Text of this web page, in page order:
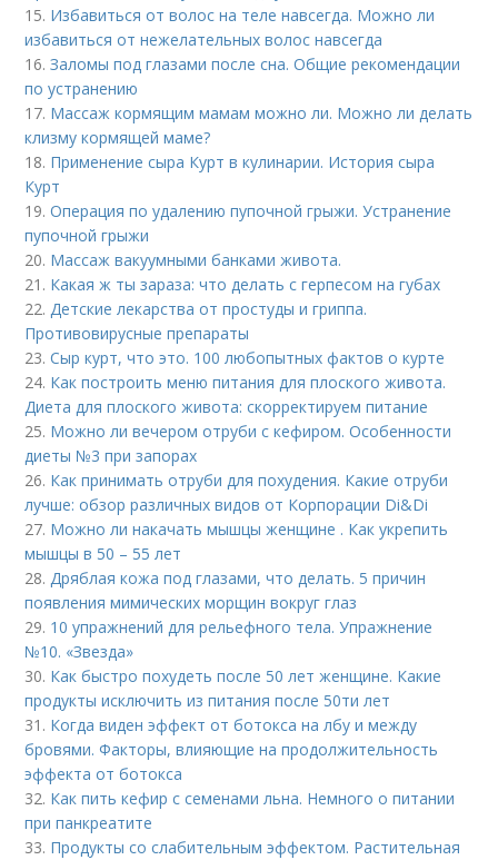
15. Избавиться от волос на теле навсегда. Можно ли
избавиться от нежелательных волос навсегда
16.Заломы под глазами после сна. Общие рекомендации
по устранению
17. Массаж кормящим мамам можно ли. Можно ли делать
клизму кормящей маме?
18. Применение сыра Курт в кулинарии. История сыра
Курт
19.Операция по удалению пупочной грыжи. Устранение
пупочной грыжи
20. Массаж вакуумными банками живота.
21. Какая ж ты зараза: что делать с герпесом на губах
22.Детские лекарства от простуды и гриппа.
Противовирусные препараты
23.Сыр курт, что это. 100 любопытных фактов о курте
24. Как построить меню питания для плоского живота.
Диета для плоского живота: скорректируем питание
25. Можно ли вечером отруби с кефиром. Особенности
диеты №3 при запорах
26. Как принимать отруби для похудения. Какие отруби
лучше: обзор различных видов от Корпорации Di&Di
27. Можно ли накачать мышцы женщине . Как укрепить
мышцы в 50 – 55 лет
28.Дряблая кожа под глазами, что делать. 5 причин
появления мимических морщин вокруг глаз
29. 10 упражнений для рельефного тела. Упражнение
№10. «Звезда»
30. Как быстро похудеть после 50 лет женщине. Какие
продукты исключить из питания после 50ти лет
31. Когда виден эффект от ботокса на лбу и между
бровями. Факторы, влияющие на продолжительность
эффекта от ботокса
32. Как пить кефир с семенами льна. Немного о питании
при панкреатите
33. Продукты со слабительным эффектом. Растительная